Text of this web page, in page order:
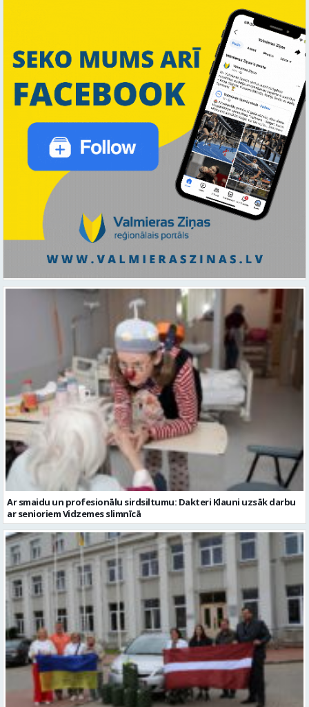
Ar smaidu un profesionālu sirdsiltumu: Dakteri Klauni uzsāk darbu
ar senioriem Vidzemes slimnīcā